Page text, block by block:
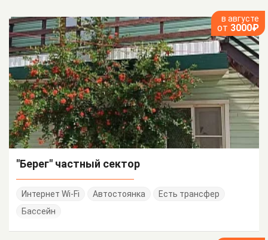
в августе
от 3000₽
"Берег" частный сектор
Интернет Wi-Fi Автостоянка
Есть трансфер
Бассейн